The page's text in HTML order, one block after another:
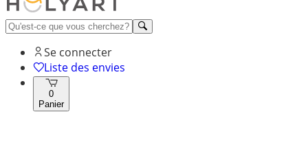
Se connecter
Liste des envies
0
Panier